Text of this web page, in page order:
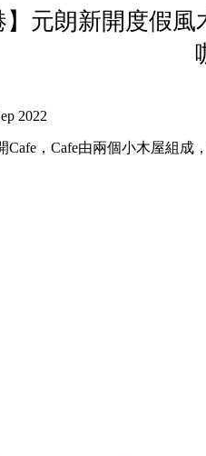
】元朗新開度假
2022
Cafe，Cafe由兩個小木屋組成